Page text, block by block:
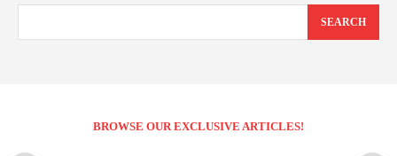
SEARCH
BROWSE OUR EXCLUSIVE ARTICLES!